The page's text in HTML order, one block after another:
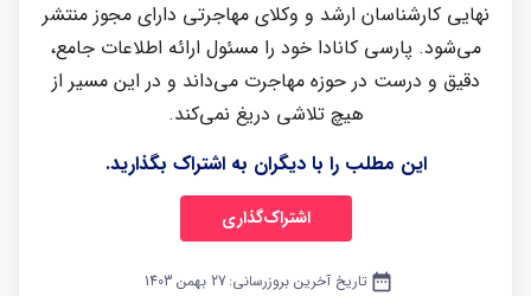
نهایی کارشناسان ارشد و وکلای مهاجرتی دارای مجوز منتشر
می‌شود. پارسی کانادا خود را مسئول ارائه اطلاعات جامع،
دقیق و درست در حوزه مهاجرت می‌داند و در این مسیر از
هیچ تلاشی دریغ نمی‌کند.
این مطلب را با دیگران به اشتراک بگذارید.
اشتراک‌گذاری
date_range تاریخ آخرین بروزرسانی: 27 بهمن 1403